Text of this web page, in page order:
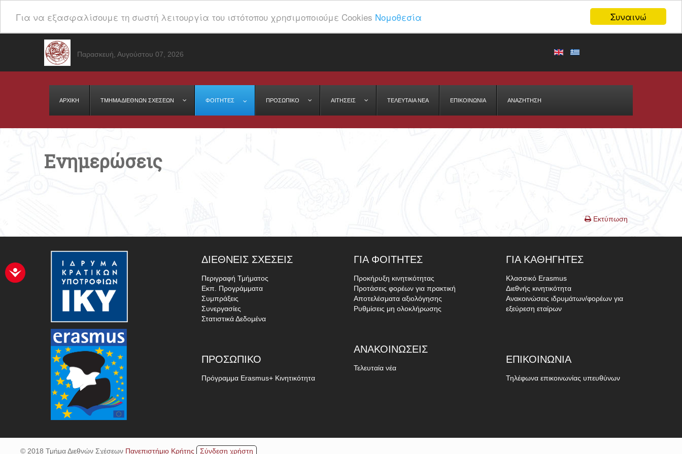
Συναινώ
Για να εξασφαλίσουμε τη σωστή λειτουργία του ιστότοπου χρησιμοποιούμε Cookies Νομοθεσία
Παρασκευή, Αυγούστου 07, 2026
ΑΡΧΙΚΗ ΤΜΉΜΑ ΔΙΕΘΝΩΝ ΣΧΕΣΕΩΝ ΦΟΙΤΗΤΕΣ ΠΡΟΣΩΠΙΚΌ ΑΙΤΉΣΕΙΣ ΤΕΛΕΥΤΑΊΑ ΝΈΑ ΕΠΙΚΟΙΝΩΝΙΑ ΑΝΑΖΉΤΗΣΗ
Ενημερώσεις
Εκτύπωση
ΔΙΕΘΝΕΊΣ ΣΧΈΣΕΙΣ
Περιγραφή Τμήματος
Εκπ. Προγράμματα
Συμπράξεις
Συνεργασίες
Στατιστικά Δεδομένα
ΠΡΟΣΩΠΙΚΌ
Πρόγραμμα Erasmus+ Κινητικότητα
ΓΙΑΦΟΙΤΗΤΈΣ
Προκήρυξη κινητικότητας
Προτάσεις φορέων για πρακτική
Αποτελέσματα αξιολόγησης
Ρυθμίσεις μη ολοκλήρωσης
ΑΝΑΚΟΙΝΏΣΕΙΣ
Τελευταία νέα
ΓΙΑΚΑΘΗΓΗΤΈΣ
Κλασσικό Erasmus
Διεθνής κινητικότητα
Ανακοινώσεις ιδρυμάτων/φορέων για
εξεύρεση εταίρων
ΕΠΙΚΟΙΝΩΝΊΑ
Τηλέφωνα επικοινωνίας υπευθύνων
© 2018 Τμήμα Διεθνών Σχέσεων Πανεπιστήμιο Κρήτης Σύνδεση χρήστη